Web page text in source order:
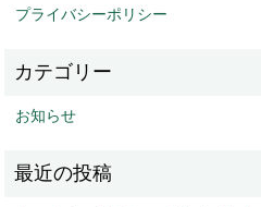
プライバシーポリシー
お知らせ